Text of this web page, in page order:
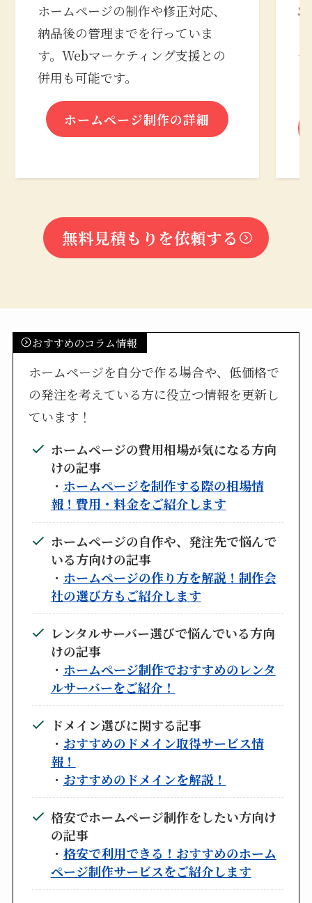
ホームページの制作や修正対応、
納品後の管理までを行っていま
す。Webマーケティング支援との
併用も可能です。
ホームページ制作の詳細
無料見積もりを依頼する
おすすめのコラム情報
ホームページを自分で作る場合や、低価格で
の発注を考えている方に役立つ情報を更新し
ています！
ホームページの費用相場が気になる方向
けの記事
・ ホームページを制作する際の相場情
報！費用・料金をご紹介します
ホームページの自作や、発注先で悩んで
いる方向けの記事
・ ホームページの作り方を解説！制作会
社の選び方もご紹介します
レンタルサーバー選びで悩んでいる方向
けの記事
・ ホームページ制作でおすすめのレンタ
ルサーバーをご紹介！
ドメイン選びに関する記事
・ おすすめのドメイン取得サービス情
報！
・ おすすめのドメインを解説！
格安でホームページ制作をしたい方向け
の記事
・ 格安で利用できる！おすすめのホーム
ページ制作サービスをご紹介します